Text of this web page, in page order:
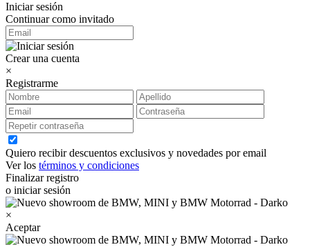
Iniciar sesión
Continuar como invitado
Crear una cuenta
×
Registrarme
Quiero recibir descuentos exclusivos y novedades por email
Ver los términos y condiciones
Finalizar registro
o iniciar sesión
×
Aceptar